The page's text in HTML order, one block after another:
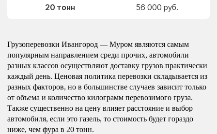
20 тонн 56 000 руб.
Грузоперевозки Ивангород — Муром являются самым
популярным направлением среди прочих, автомобили
разных классов осуществляют доставку грузов практически
каждый день. Ценовая политика перевозки складывается из
разных факторов, но в большинстве случаев зависит только
от объема и количество килограмм перевозимого груза.
Также существенно на цену влияет расстояние и выбор
автомобиля, если это газель, то стоимость будет гораздо
ниже, чем фура в 20 тонн.